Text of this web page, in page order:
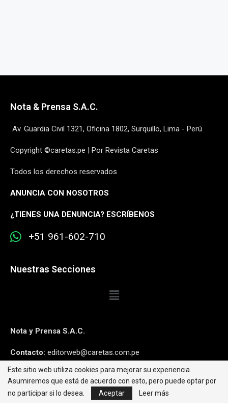
Nota & Prensa S.A.C.
Av. Guardia Civil 1321, Oficina 1802, Surquillo, Lima - Perú
Copyright ©caretas.pe | Por Revista Caretas
Todos los derechos reservados
ANUNCIA CON NOSOTROS
¿TIENES UNA DENUNCIA? ESCRÍBENOS
+51 961-602-710
Nuestras Secciones
Nota y Prensa S.A.C.
Contacto: editorweb@caretas.com.pe
Síguenos:
Este sitio web utiliza cookies para mejorar su experiencia.
Asumiremos que está de acuerdo con esto, pero puede optar por
no participar si lo desea.
Aceptar Leer más